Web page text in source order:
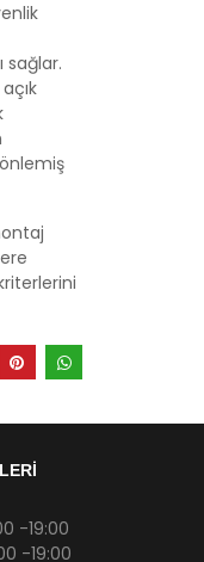
sağlar.
-19:00
-19:00